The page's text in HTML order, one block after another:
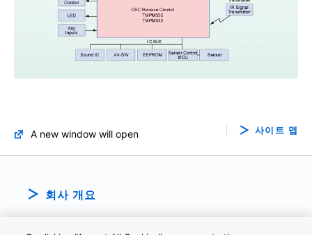
A new window will open 사이트 맵
회사 개요